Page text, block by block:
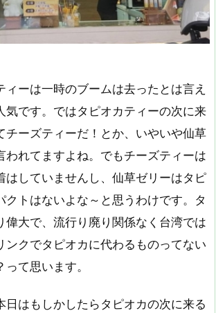
ィーは一時のブームは去ったとは言え
気です。ではタピオカティーの次に来
チーズティーだ！とか、いやいや仙草
われてますよね。でもチーズティーは
はしていませんし、仙草ゼリーはタピ
クトはないよな～と思うわけです。タ
偉大で、流行り廃り関係なく台湾では
ンクでタピオカに代わるものってない
て思います。
日はもしかしたらタピオカの次に来る